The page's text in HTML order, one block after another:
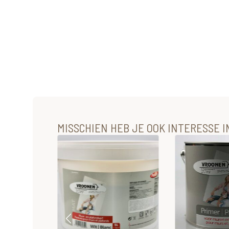
MISSCHIEN HEB JE OOK INTERESSE